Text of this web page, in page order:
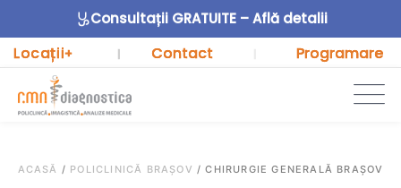
Consultații GRATUITE – Află detalii
Locații+ | Contact Programare
ACASĂ / POLICLINICĂ BRAȘOV /CHIRURGIE GENERALĂ BRAȘOV